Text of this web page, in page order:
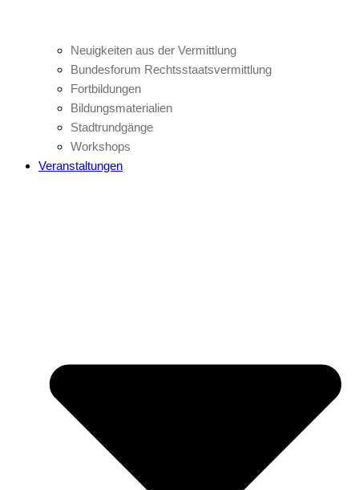
Neuigkeiten aus der Vermittlung
Bundesforum Rechtsstaatsvermittlung
Fortbildungen
Bildungsmaterialien
Stadtrundgänge
Workshops
Veranstaltungen